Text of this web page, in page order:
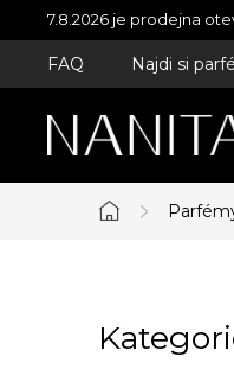
Přejít
na
obsah
7.8.2026 je prodejna
FAQ Najdi si
Domů
o
Přeskočit
kategorie